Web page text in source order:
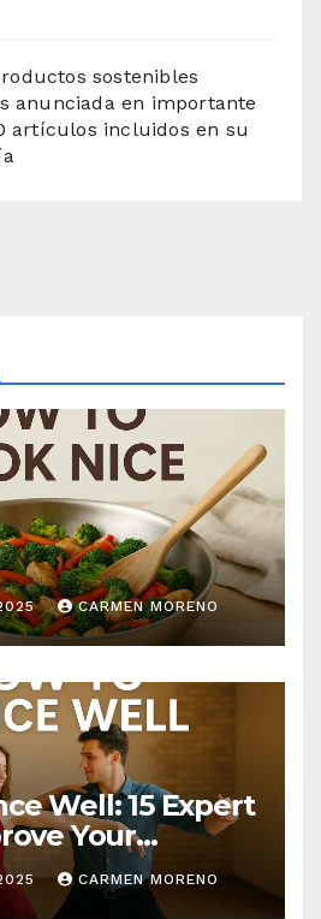
sostenibles
anunciada en importante
artículos incluidos en su
CARMEN MORENO
Well: 15 Expert
Your
FastCARMEN MORENO